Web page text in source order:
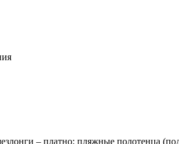
– платно; пляжные полотенца